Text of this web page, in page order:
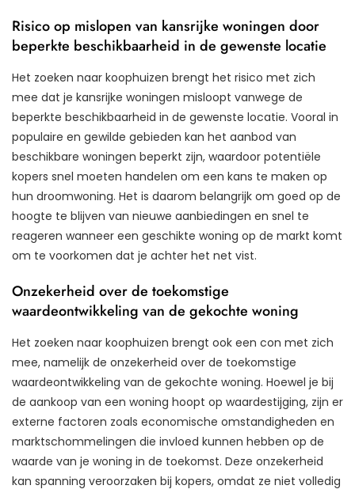
Risico op mislopen van kansrijke woningen door
beperkte beschikbaarheid in de gewenste locatie
Het zoeken naar koophuizen brengt het risico met zich
mee dat je kansrijke woningen misloopt vanwege de
beperkte beschikbaarheid in de gewenste locatie. Vooral in
populaire en gewilde gebieden kan het aanbod van
beschikbare woningen beperkt zijn, waardoor potentiële
kopers snel moeten handelen om een kans te maken op
hun droomwoning. Het is daarom belangrijk om goed op de
hoogte te blijven van nieuwe aanbiedingen en snel te
reageren wanneer een geschikte woning op de markt komt
om te voorkomen dat je achter het net vist.
Onzekerheid over de toekomstige
waardeontwikkeling van de gekochte woning
Het zoeken naar koophuizen brengt ook een con met zich
mee, namelijk de onzekerheid over de toekomstige
waardeontwikkeling van de gekochte woning. Hoewel je bij
de aankoop van een woning hoopt op waardestijging, zijn er
externe factoren zoals economische omstandigheden en
marktschommelingen die invloed kunnen hebben op de
waarde van je woning in de toekomst. Deze onzekerheid
kan spanning veroorzaken bij kopers, omdat ze niet volledig